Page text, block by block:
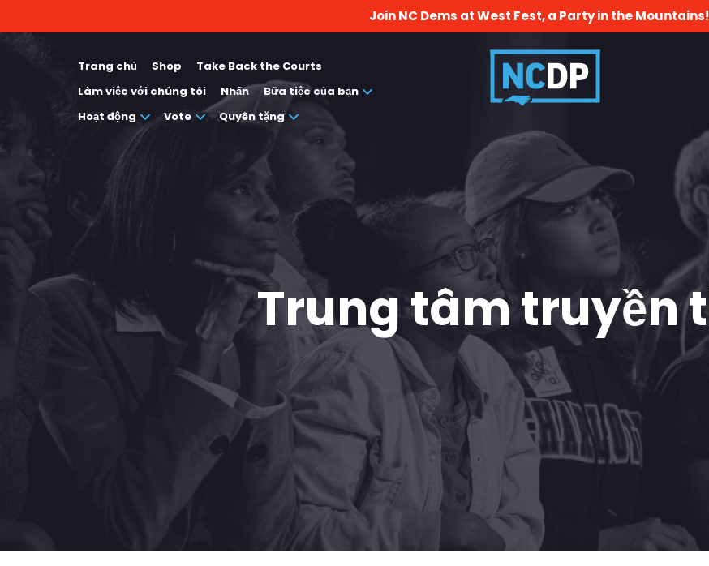
Join NC Dems at West Fest, a Party in the Mountains!
Trang chủ Shop
Take Back the Courts
Làm việc với chúng tôi
Nhấn
Bữa tiệc của bạn
Hoạt động
Vote Quyên tặng
Trung tâm truyền